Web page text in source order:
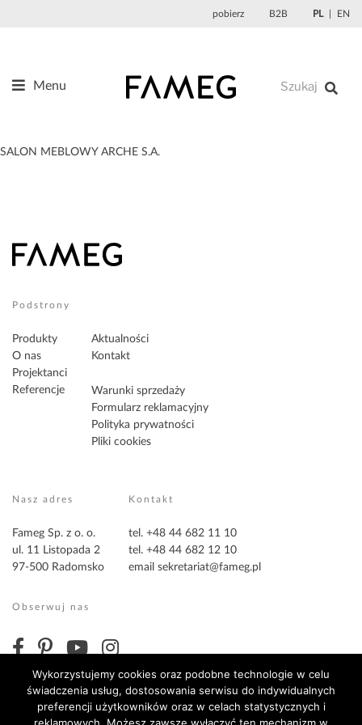
pobierz B2B PL EN
Menu
Kontakt
SALON MEBLOWY ARCHE S.A.
Podstrony
Produkty
O nas
Projektanci
Referencje
Aktualności
Kontakt
Warunki sprzedaży
Formularz reklamacyjny
Polityka prywatności
Pliki cookies
Nasz adres
Fameg Sp. z o. o.
ul. 11 Listopada 2
97-500 Radomsko
Kontakt
tel. +48 44 682 11 10
tel. +48 44 682 12 10
email sekretariat@fameg.pl
Obserwuj nas
Wykorzystujemy cookies oraz podobne technologie w celu
świadczenia usług, dostosowania serwisu do indywidualnych
preferencji użytkowników oraz w celach statystycznych i